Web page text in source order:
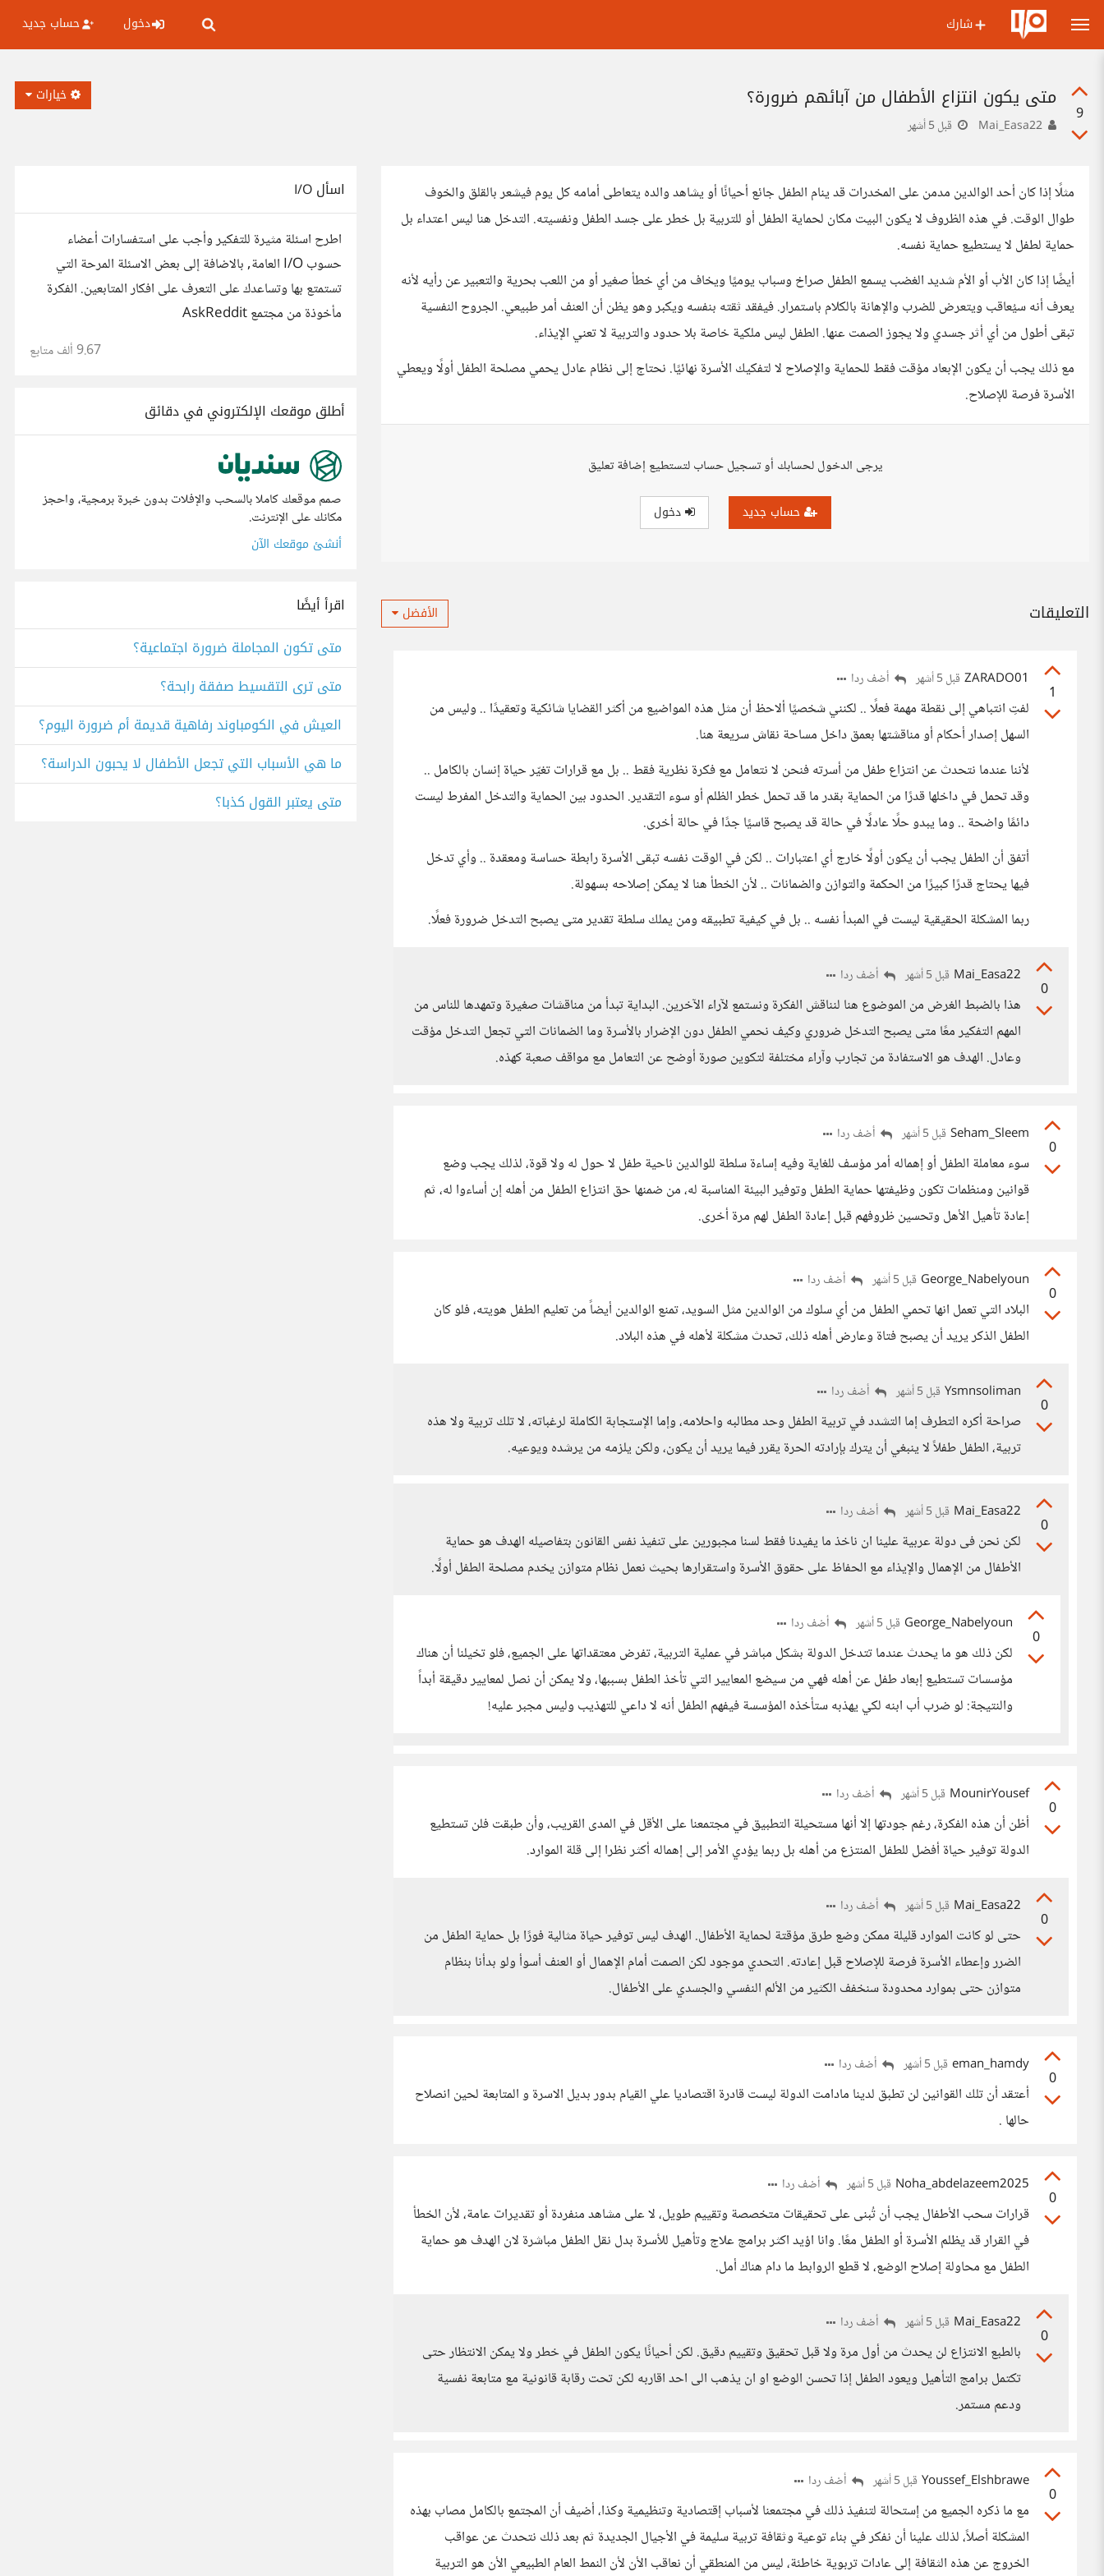
شارك دخول حساب جديد
9
متى يكون انتزاع الأطفال من آبائهم ضرورة؟
قبل 5 أشهر
خيارات
مثلًا إذا كان أحد الوالدين مدمن على المخدرات قد ينام الطفل جائع أحيانًا أو يشاهد والده يتعاطى أمامه كل يوم فيشعر بالقلق والخوف
طوال الوقت. في هذه الظروف لا يكون البيت مكان لحماية الطفل أو للتربية بل خطر على جسد الطفل ونفسيته. التدخل هنا ليس اعتداء بل
حماية لطفل لا يستطيع حماية نفسه.
أيضًا إذا كان الأب أو الأم شديد الغضب يسمع الطفل صراخ وسباب يوميًا ويخاف من أي خطأ صغير أو من اللعب بحرية والتعبير عن رأيه لأنه
يعرف أنه سيُعاقب ويتعرض للضرب والإهانة بالكلام باستمرار. فيفقد ثقته بنفسه ويكبر وهو يظن أن العنف أمر طبيعي. الجروح النفسية
تبقى أطول من أي أثر جسدي ولا يجوز الصمت عنها. الطفل ليس ملكية خاصة بلا حدود والتربية لا تعني الإيذاء.
مع ذلك يجب أن يكون الإبعاد مؤقت فقط للحماية والإصلاح لا لتفكيك الأسرة نهائيًا. نحتاج إلى نظام عادل يحمي مصلحة الطفل أولًا ويعطي
الأسرة فرصة للإصلاح.
يرجى الدخول لحسابك أو تسجيل حساب لتستطيع إضافة تعليق
حساب جديد دخول
التعليقات الأفضل
1
ZARADO01 قبل 5 أشهر أضف ردا
لفتِ انتباهي إلى نقطة مهمة فعلًا .. لكنني شخصيًا ألاحظ أن مثل هذه المواضيع من أكثر القضايا شائكية وتعقيدًا .. وليس من
السهل إصدار أحكام أو مناقشتها بعمق داخل مساحة نقاش سريعة هنا.
لأننا عندما نتحدث عن انتزاع طفل من أسرته فنحن لا نتعامل مع فكرة نظرية فقط .. بل مع قرارات تغيّر حياة إنسان بالكامل ..
وقد تحمل في داخلها قدرًا من الحماية بقدر ما قد تحمل خطر الظلم أو سوء التقدير. الحدود بين الحماية والتدخل المفرط ليست
دائمًا واضحة .. وما يبدو حلًا عادلًا في حالة قد يصبح قاسيًا جدًا في حالة أخرى.
أتفق أن الطفل يجب أن يكون أولًا خارج أي اعتبارات .. لكن في الوقت نفسه تبقى الأسرة رابطة حساسة ومعقدة .. وأي تدخل
فيها يحتاج قدرًا كبيرًا من الحكمة والتوازن والضمانات .. لأن الخطأ هنا لا يمكن إصلاحه بسهولة.
ربما المشكلة الحقيقية ليست في المبدأ نفسه .. بل في كيفية تطبيقه ومن يملك سلطة تقدير متى يصبح التدخل ضرورة فعلًا.
0
Mai_Easa22 قبل 5 أشهر أضف ردا
هذا بالضبط الغرض من الموضوع هنا لنناقش الفكرة ونستمع لآراء الآخرين. البداية تبدأ من مناقشات صغيرة وتمهدها للناس من
المهم التفكير معًا متى يصبح التدخل ضروري وكيف نحمي الطفل دون الإضرار بالأسرة وما الضمانات التي تجعل التدخل مؤقت
وعادل. الهدف هو الاستفادة من تجارب وآراء مختلفة لتكوين صورة أوضح عن التعامل مع مواقف صعبة كهذه.
0
Seham_Sleem قبل 5 أشهر أضف ردا
سوء معاملة الطفل أو إهماله أمر مؤسف للغاية وفيه إساءة سلطة للوالدين ناحية طفل لا حول له ولا قوة، لذلك يجب وضع
قوانين ومنظمات تكون وظيفتها حماية الطفل وتوفير البيئة المناسبة له، من ضمنها حق انتزاع الطفل من أهله إن أساءوا له، ثم
إعادة تأهيل الأهل وتحسين ظروفهم قبل إعادة الطفل لهم مرة أخرى.
0
George_Nabelyoun قبل 5 أشهر أضف ردا
البلاد التي تعمل انها تحمي الطفل من أي سلوك من الوالدين مثل السويد، تمنع الوالدين أيضاً من تعليم الطفل هويته، فلو كان
الطفل الذكر يريد أن يصبح فتاة وعارض أهله ذلك، تحدث مشكلة لأهله في هذه البلاد.
0
Ysmnsoliman قبل 5 أشهر أضف ردا
صراحة أكره التطرف إما التشدد في تربية الطفل وحد مطالبه واحلامه، وإما الإستجابة الكاملة لرغباته، لا تلك تربية ولا هذه
تربية، الطفل طفلاً لا ينبغي أن يترك بإرادته الحرة يقرر فيما يريد أن يكون، ولكن يلزمه من يرشده ويوعيه.
0
Mai_Easa22 قبل 5 أشهر أضف ردا
لكن نحن فى دولة عربية علينا ان ناخذ ما يفيدنا فقط لسنا مجبورين على تنفيذ نفس القانون بتفاصيله الهدف هو حماية
الأطفال من الإهمال والإيذاء مع الحفاظ على حقوق الأسرة واستقرارها بحيث نعمل نظام متوازن يخدم مصلحة الطفل أولًا.
0
George_Nabelyoun قبل 5 أشهر أضف ردا
لكن ذلك هو ما يحدث عندما تتدخل الدولة بشكل مباشر في عملية التربية، تفرض معتقداتها على الجميع، فلو تخيلنا أن هناك
مؤسسات تستطيع إبعاد طفل عن أهله فهي من سيضع المعايير التي تأخذ الطفل بسببها، ولا يمكن أن نصل لمعايير دقيقة أبداً
والنتيجة: لو ضرب أب ابنه لكي يهذبه ستأخذه المؤسسة فيفهم الطفل أنه لا داعي للتهذيب وليس مجبر عليه!
0
MounirYousef قبل 5 أشهر أضف ردا
أظن أن هذه الفكرة، رغم جودتها إلا أنها مستحيلة التطبيق في مجتمعنا على الأقل في المدى القريب، وأن طبقت فلن تستطيع
الدولة توفير حياة أفضل للطفل المنتزع من أهله بل ربما يؤدي الأمر إلى إهماله أكثر نظرا إلى قلة الموارد.
0
Mai_Easa22 قبل 5 أشهر أضف ردا
حتى لو كانت الموارد قليلة ممكن وضع طرق مؤقتة لحماية الأطفال. الهدف ليس توفير حياة مثالية فورًا بل حماية الطفل من
الضرر وإعطاء الأسرة فرصة للإصلاح قبل إعادته. التحدي موجود لكن الصمت أمام الإهمال أو العنف أسوأ ولو بدأنا بنظام
متوازن حتى بموارد محدودة سنخفف الكثير من الألم النفسي والجسدي على الأطفال.
0
eman_hamdy قبل 5 أشهر أضف ردا
أعتقد أن تلك القوانين لن تطبق لدينا مادامت الدولة ليست قادرة اقتصاديا علي القيام بدور بديل الاسرة و المتابعة لحين انصلاح
حالها .
0
Noha_abdelazeem2025 قبل 5 أشهر أضف ردا
قرارات سحب الأطفال يجب أن تُبنى على تحقيقات متخصصة وتقييم طويل، لا على مشاهد منفردة أو تقديرات عامة، لأن الخطأ
في القرار قد يظلم الأسرة أو الطفل معًا. وانا اؤيد اكثر برامج علاج وتأهيل للأسرة بدل نقل الطفل مباشرة لان الهدف هو حماية
الطفل مع محاولة إصلاح الوضع، لا قطع الروابط ما دام هناك أمل.
0
Mai_Easa22 قبل 5 أشهر أضف ردا
بالطبع الانتزاع لن يحدث من أول مرة ولا قبل تحقيق وتقييم دقيق. لكن أحيانًا يكون الطفل في خطر ولا يمكن الانتظار حتى
تكتمل برامج التأهيل ويعود الطفل إذا تحسن الوضع او ان يذهب الى احد اقاربه لكن تحت رقابة قانونية مع متابعة نفسية
ودعم مستمر.
0
Youssef_Elshbrawe قبل 5 أشهر أضف ردا
مع ما ذكره الجميع من إستحالة لتنفيذ ذلك في مجتمعنا لأسباب إقتصادية وتنظيمية وكذا، أضيف أن المجتمع بالكامل مصاب بهذه
المشكلة أصلاً، لذلك علينا أن نفكر في بناء توعية وثقافة تربية سليمة في الأجيال الجديدة ثم بعد ذلك نتحدث عن عواقب
الخروج عن هذه الثقافة إلى عادات تربوية خاطئة، ليس من المنطقي أن نعاقب الأن لأن النمط العام الطبيعي الأن هو التربية
اسأل I/O
اطرح اسئلة مثيرة للتفكير وأجب على استفسارات أعضاء
حسوب I/O العامة, بالاضافة إلى بعض الاسئلة المرحة التي
تستمتع بها وتساعدك على التعرف على افكار المتابعين. الفكرة
مأخوذة من مجتمع AskReddit
9.67 ألف متابع
أطلق موقعك الإلكتروني في دقائق
صمم موقعك كاملا بالسحب والإفلات بدون خبرة برمجية، واحجز
مكانك على الإنترنت.
أنشئ موقعك الآن
اقرأ أيضًا
متى تكون المجاملة ضرورة اجتماعية؟
متى ترى التقسيط صفقة رابحة؟
العيش في الكومباوند رفاهية قديمة أم ضرورة اليوم؟
ما هي الأسباب التي تجعل الأطفال لا يحبون الدراسة؟
متى يعتبر القول كذبا؟